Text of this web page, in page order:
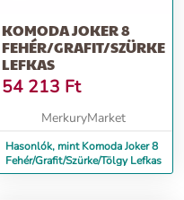
KOMODA JOKER 8
FEHÉR/GRAFIT/SZÜRKE/
LEFKAS
54 213 Ft
MerkuryMarket
Hasonlók, mint Komoda Joker 8
Fehér/Grafit/Szürke/Tölgy Lefkas